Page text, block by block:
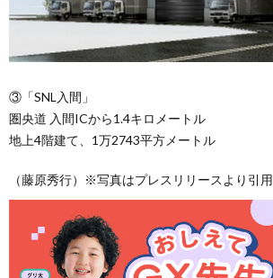
③「SNL入間」
圏央道 入間ICから1.4キロメートル
地上4階建て、1万2743平方メートル
（藤原秀行）※写真はプレスリリースより引用